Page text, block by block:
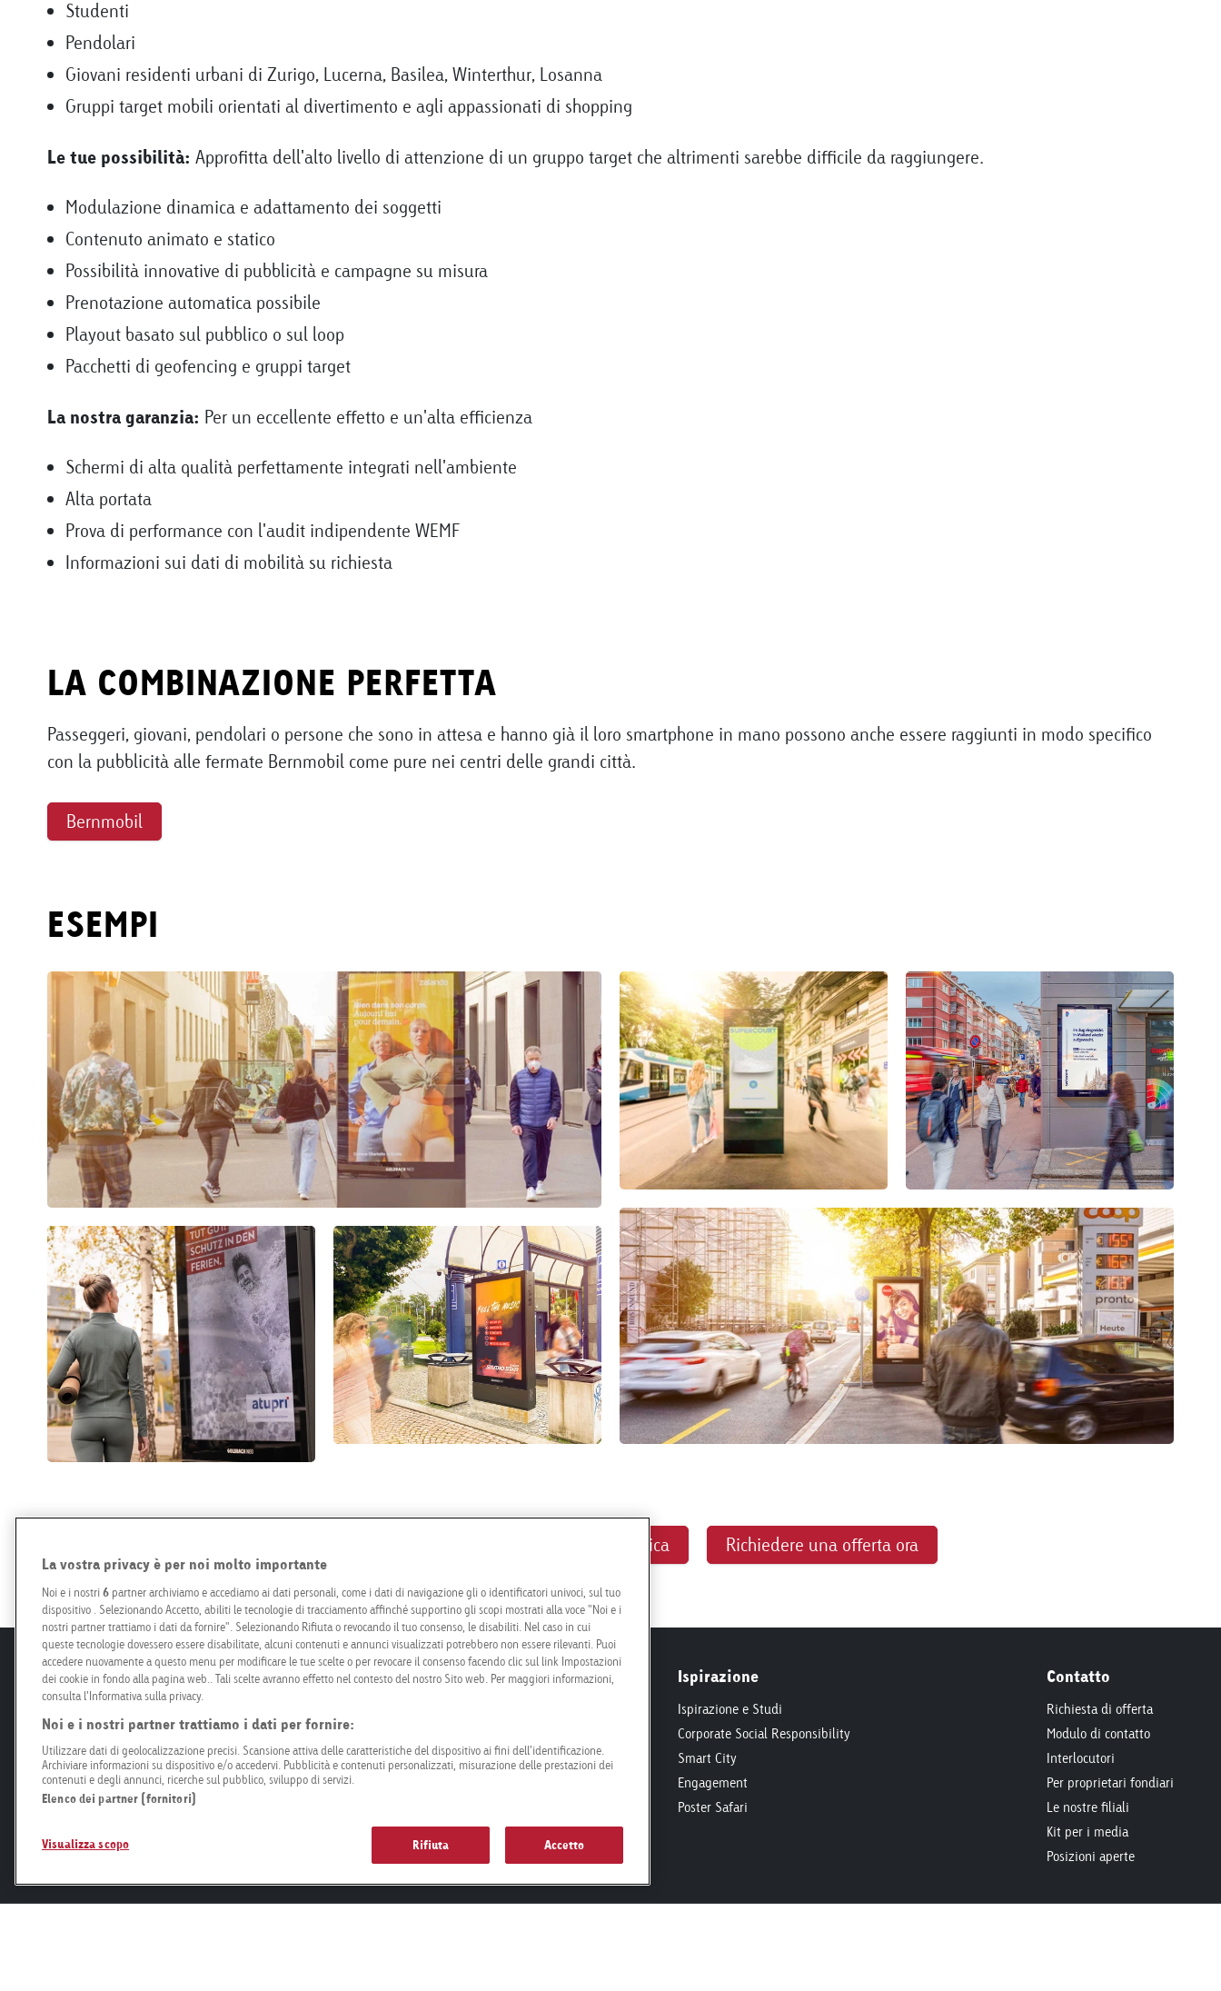
Studenti
Pendolari
Giovani residenti urbani di Zurigo, Lucerna, Basilea, Winterthur, Losanna
Gruppi target mobili orientati al divertimento e agli appassionati di shopping
Le tue possibilità: Approfitta dell'alto livello di attenzione di un gruppo target che altrimenti sarebbe difficile da raggiungere.
Modulazione dinamica e adattamento dei soggetti
Contenuto animato e statico
Possibilità innovative di pubblicità e campagne su misura
Prenotazione automatica possibile
Playout basato sul pubblico o sul loop
Pacchetti di geofencing e gruppi target
La nostra garanzia: Per un eccellente effetto e un'alta efficienza
Schermi di alta qualità perfettamente integrati nell'ambiente
Alta portata
Prova di performance con l'audit indipendente WEMF
Informazioni sui dati di mobilità su richiesta
LA COMBINAZIONE PERFETTA
Passeggeri, giovani, pendolari o persone che sono in attesa e hanno già il loro smartphone in mano possono anche essere raggiunti in modo specifico
con la pubblicità alle fermate Bernmobil come pure nei centri delle grandi città.
Bernmobil
ESEMPI
Tutto sulla prenotazione programmatica Richiedere una offerta ora
Offerta
Retail
Mobility
Airport
Connect
Start-Ups
Planificazione
Specifiche Tecniche
Ispirazione
Ispirazione e Studi
Corporate Social Responsibility
Smart City
Engagement
Poster Safari
Contatto
Richiesta di offerta
Modulo di contatto
Interlocutori
Per proprietari fondiari
Le nostre filiali
Kit per i media
Posizioni aperte
La vostra privacy è per noi molto importante
Noi e i nostri6 partner archiviamo e accediamo ai dati personali, come i dati di navigazione gli o identificatori univoci, sul tuo
dispositivo . Selezionando Accetto, abiliti le tecnologie di tracciamento affinché supportino gli scopi mostrati alla voce "Noi e i
nostri partner trattiamo i dati da fornire". Selezionando Rifiuta o revocando il tuo consenso, le disabiliti. Nel caso in cui
queste tecnologie dovessero essere disabilitate, alcuni contenuti e annunci visualizzati potrebbero non essere rilevanti. Puoi
accedere nuovamente a questo menu per modificare le tue scelte o per revocare il consenso facendo clic sul link Impostazioni
dei cookie in fondo alla pagina web.. Tali scelte avranno effetto nel contesto del nostro Sito web. Per maggiori informazioni,
consulta l'Informativa sulla privacy.
Noi e i nostri partner trattiamo i dati per fornire:
Utilizzare dati di geolocalizzazione precisi. Scansione attiva delle caratteristiche del dispositivo ai fini dell’identificazione.
Archiviare informazioni su dispositivo e/o accedervi. Pubblicità e contenuti personalizzati, misurazione delle prestazioni dei
contenuti e degli annunci, ricerche sul pubblico, sviluppo di servizi.
Elenco dei partner (fornitori)
Visualizza scopo Rifiuta Accetto